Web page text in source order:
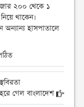
২০০ থেকে ১
থাকেন।
অন্যান্য হাসপাতালে
গেল বাংলাদেশ